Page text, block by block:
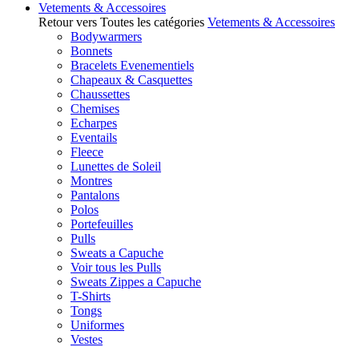
Vetements & Accessoires
Retour vers Toutes les catégories Vetements & Accessoires
Bodywarmers
Bonnets
Bracelets Evenementiels
Chapeaux & Casquettes
Chaussettes
Chemises
Echarpes
Eventails
Fleece
Lunettes de Soleil
Montres
Pantalons
Polos
Portefeuilles
Pulls
Sweats a Capuche
Voir tous les Pulls
Sweats Zippes a Capuche
T-Shirts
Tongs
Uniformes
Vestes